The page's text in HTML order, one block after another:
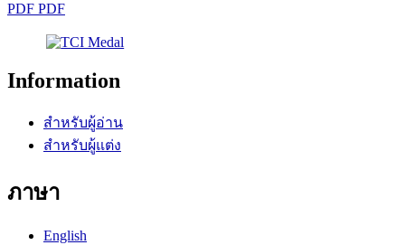
PDF PDF
Information
สำหรับผู้อ่าน
สำหรับผู้แต่ง
ภาษา
English